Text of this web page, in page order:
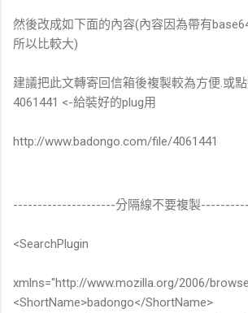
然後改成如下面的內容(內容因為帶有
所以比較大)
建議把此文轉寄回信箱後複製較為方便.或
4061441 <-給裝好的plug用
http://www.badongo.com/file/4061441
---------------------分隔線不要複製
<SearchPlugin
xmlns="http://www.mozilla.org/2006/
<ShortName>badongo</ShortName>